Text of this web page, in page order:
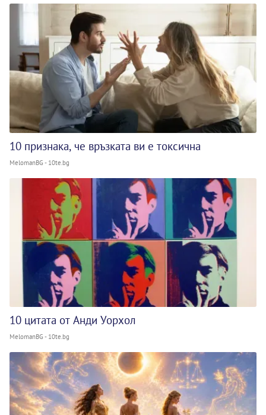
10 признака, че връзката ви е токсична
MelomanBG - 10te.bg
10 цитата от Анди Уорхол
MelomanBG - 10te.bg